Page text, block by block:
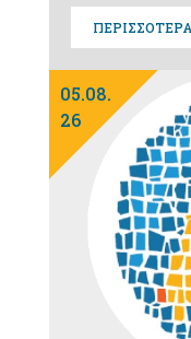
ΠΕΡΙΣΣΟΤΕΡΑ
05.08.
26